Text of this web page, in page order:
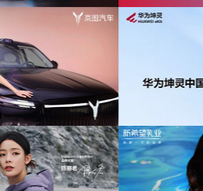
为中汇人寿三周年宣传项目提供音乐版权